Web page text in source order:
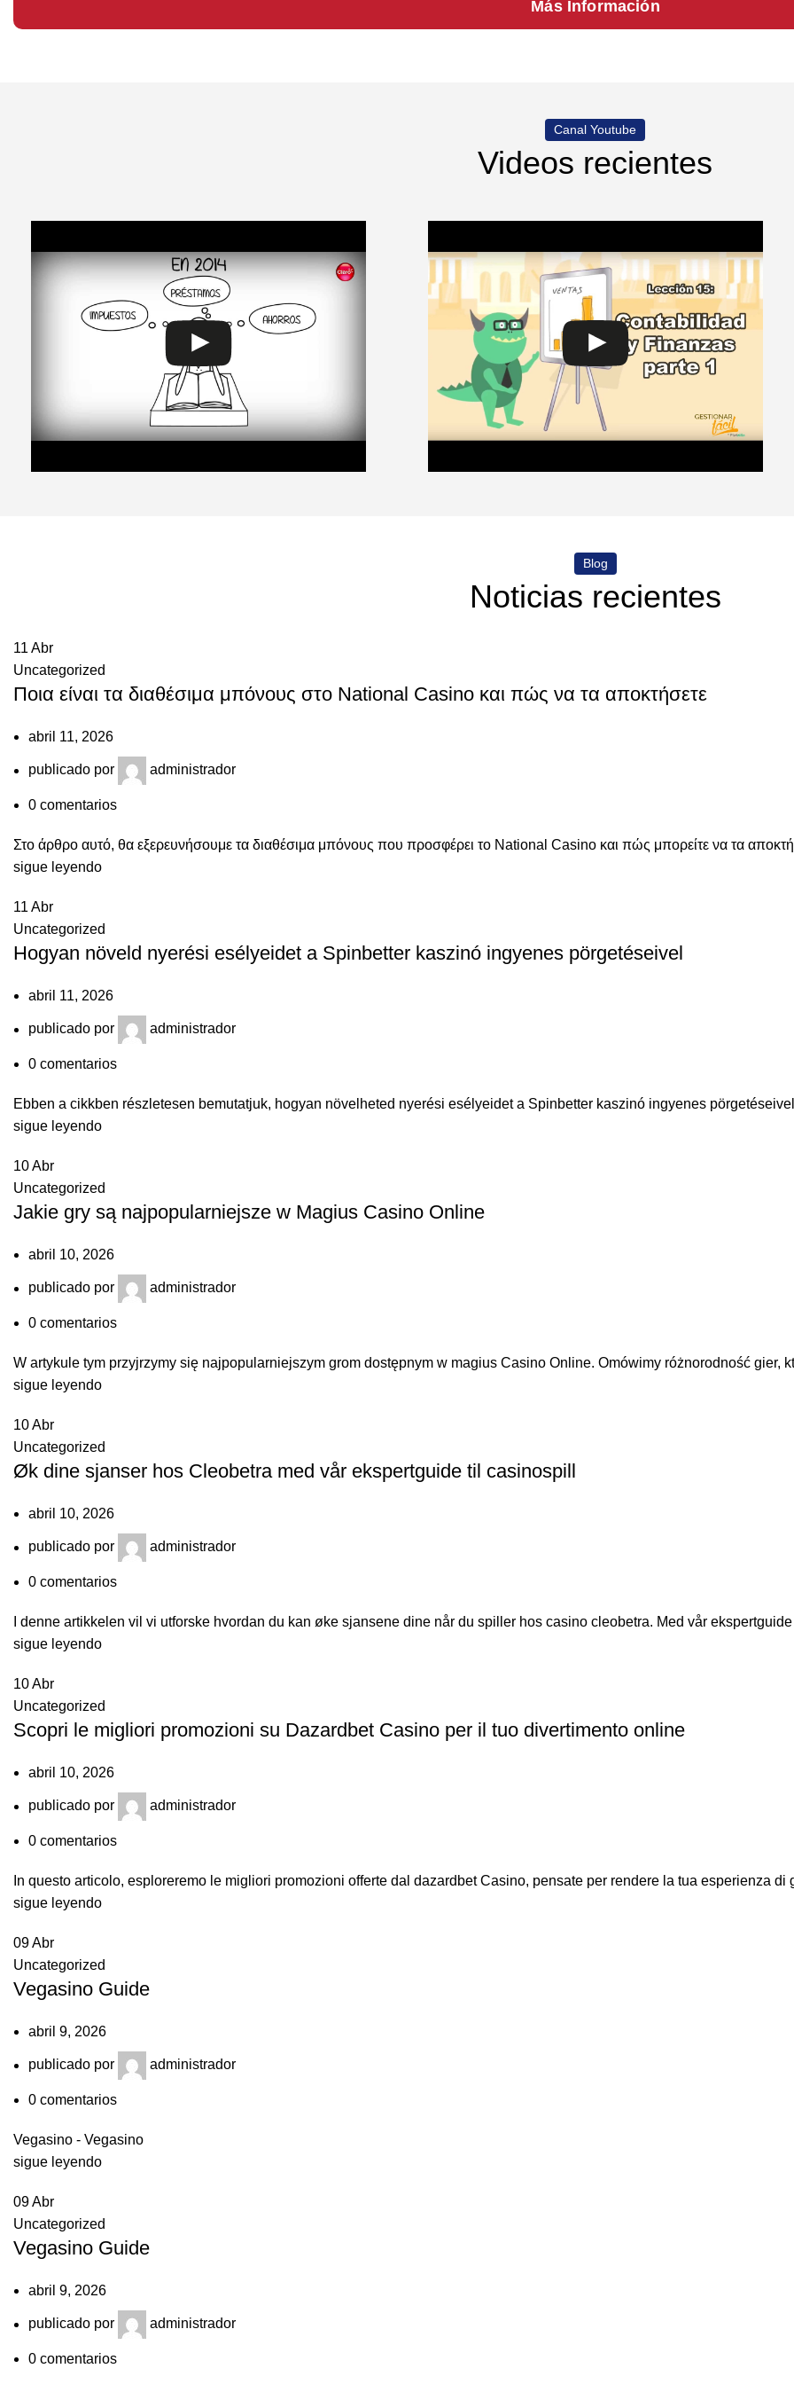
Más Información
Canal Youtube
Videos recientes
Blog
Noticias recientes
11 Abr
Uncategorized
Ποια είναι τα διαθέσιμα μπόνους στο National Casino και πώς να τα αποκτήσετε
abril 11, 2026
publicado por administrador
0 comentarios
Στο άρθρο αυτό, θα εξερευνήσουμε τα διαθέσιμα μπόνους που προσφέρει το National Casino και πώς μπορείτε να τα
sigue leyendo
11 Abr
Uncategorized
Hogyan növeld nyerési esélyeidet a Spinbetter kaszinó ingyenes pörgetéseivel
abril 11, 2026
publicado por administrador
0 comentarios
Ebben a cikkben részletesen bemutatjuk, hogyan növelheted nyerési esélyeidet a Spinbetter kaszinó ingyenes
sigue leyendo
10Abr
Uncategorized
Jakie gry są najpopularniejsze w Magius Casino Online
abril 10, 2026
publicado por administrador
0 comentarios
W artykule tym przyjrzymy się najpopularniejszym grom dostępnym w magius Casino Online. Omówimy różnorodność gier,
sigue leyendo
10Abr
Uncategorized
Øk dine sjanser hos Cleobetra med vår ekspertguide til casinospill
abril 10, 2026
publicado por administrador
0 comentarios
I denne artikkelen vil vi utforske hvordan du kan øke sjansene dine når du spiller hos casino cleobetra. Med vår
sigue leyendo
10Abr
Uncategorized
Scopri le migliori promozioni su Dazardbet Casino per il tuo divertimento online
abril 10, 2026
publicado por administrador
0 comentarios
In questo articolo, esploreremo le migliori promozioni offerte dal dazardbet Casino, pensate per rendere la tua esperienza di
sigue leyendo
09Abr
Uncategorized
Vegasino Guide
abril 9, 2026
publicado por administrador
0 comentarios
Vegasino - Vegasino
sigue leyendo
09Abr
Uncategorized
Vegasino Guide
abril 9, 2026
publicado por administrador
0 comentarios